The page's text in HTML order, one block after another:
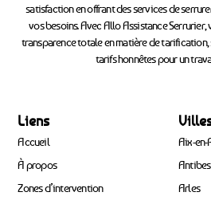
satisfaction en offrant des services de
vos besoins. Avec Allo Assistance
transparence totale en matière de tarification,
tarifs honnêtes pour un
Liens
Accueil
À propos
Zones d’intervention
Aix-en-
Antibes
Arles